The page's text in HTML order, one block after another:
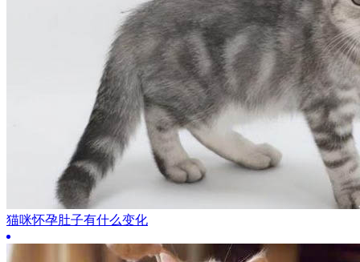
猫咪怀孕肚子有什么变化